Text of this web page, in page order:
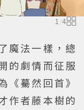
1/4
魔法一樣，總
的劇情而征服
《驀然回首》
作者藤本樹的